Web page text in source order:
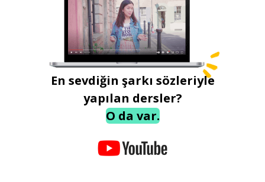
En sevdiğin şarkı sözleriyle
yapılan dersler?
O da var.